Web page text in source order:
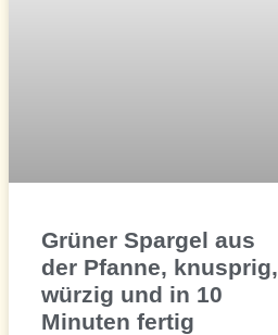
Grüner Spargel aus
der Pfanne, knusprig,
würzig und in 10
Minuten fertig